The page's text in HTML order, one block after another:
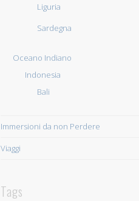
Liguria
Sardegna
Oceano Indiano
Indonesia
Bali
Immersioni da non Perdere
Viaggi
Tags